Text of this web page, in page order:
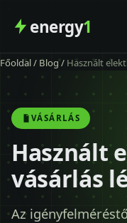
energy1
Főoldal
Szolgáltatás
Árak
Modellek
Főoldal/ Blog/ Használt
VÁSÁRLÁS
Használt
vásárlás
Az